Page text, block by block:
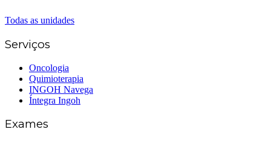
Todas as unidades
Serviços
Oncologia
Quimioterapia
INGOH Navega
Íntegra Ingoh
Exames